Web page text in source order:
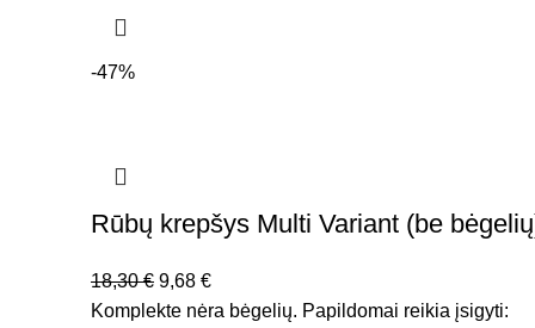
-47%
Rūbų krepšys Multi Variant (be
18,30€ Original
price
9,68 €Current
price
Komplekte nėra bėgelių. Papildomai reikia įsigyti: